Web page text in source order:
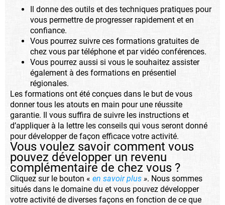
Il donne des outils et des techniques pratiques pour
vous permettre de progresser rapidement et en
confiance.
Vous pourrez suivre ces formations gratuites de
chez vous par téléphone et par vidéo conférences.
Vous pourrez aussi si vous le souhaitez assister
également à des formations en présentiel
régionales.
Les formations ont été conçues dans le but de vous
donner tous les atouts en main pour une réussite
garantie. Il vous suffira de suivre les instructions et
d’appliquer à la lettre les conseils qui vous seront donné
pour développer de façon efficace votre activité.
Vous voulez savoir comment vous
pouvez développer un revenu
complémentaire de chez vous ?
Cliquez sur le bouton « en savoir plus ». Nous sommes
situés dans le domaine du et vous pouvez développer
votre activité de diverses façons en fonction de ce que